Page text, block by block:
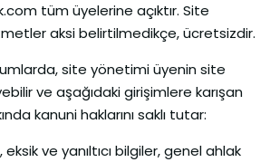
tüm üyelerine açıktır. Site
aksi belirtilmedikçe, ücretsizdir.
site yönetimi üyenin site
ve aşağıdaki girişimlere karışan
kanuni haklarını saklı tutar:
eksik ve yanıltıcı bilgiler, genel ahlak